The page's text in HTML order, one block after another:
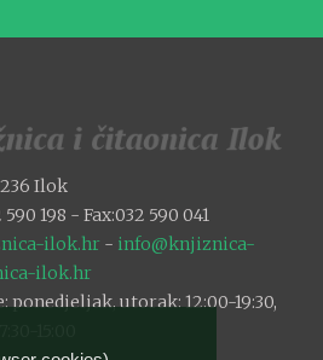
Ilok
198 - Fax:032 590 041
ilok.hr - info@knjiznica-
ilok.hr
utorak: 12:00-19:30,